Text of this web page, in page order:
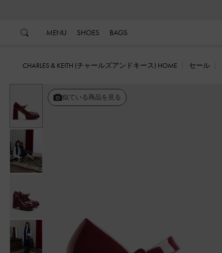
MENU SHOES BAGS
CHARLES & KEITH (チャールズアンドキース) HOME セール
似ている商品を見る